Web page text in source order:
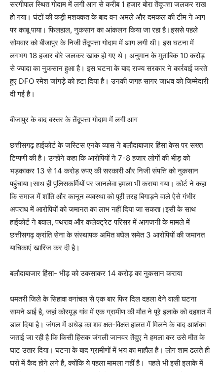
सरगीपाल स्थित गोदाम में लगी आग से करीब 1 हजार बोरा तेंदूपत्ता जलकर राख
हो गया। घंटों की कड़ी मशक्कत के बाद वन अमले और दमकल की टीम ने आग
पर काबू पाया। फिलहाल, नुकसान का आंकलन किया जा रहा है।इससे पहले
सोमवार को बीजापुर के निजी तेंदूपत्ता गोदाम में आग लगी थी। इस घटना में
लगभग 18 हजार बोरे जलकर खाक हो गए थे। अनुमान के मुताबिक 10 करोड़
से ज्यादा का नुकसान हुआ है। इस घटना के बाद राज्य सरकार ने कार्रवाई करते
हुए DFO रमेश जांगड़े को हटा दिया है। उनकी जगह सागर जाधव को जिम्मेदारी
दी गई है।
बीजापुर के बाद बस्तर के तेंदूपत्ता गोदाम में लगी आग
छत्तीसगढ़ हाईकोर्ट के जस्टिस एनके व्यास ने बलौदाबाजार हिंसा केस पर सख्त
टिप्पणी की है। उन्होंने कहा कि आरोपियों ने 7-8 हजार लोगों की भीड़ को
भड़काकर 13 से 14 करोड़ रुपए की सरकारी और निजी संपत्ति को नुकसान
पहुंचाया।साथ ही पुलिसकर्मियों पर जानलेवा हमला भी कराया गया। कोर्ट ने कहा
कि समाज में शांति और कानून व्यवस्था को पूरी तरह बिगाड़ने वाले ऐसे गंभीर
अपराध में आरोपियों को जमानत का लाभ नहीं दिया जा सकता।इसी के साथ
हाईकोर्ट ने बवाल, पथराव और कलेक्ट्रेट परिसर में आगजनी के मामले में
छत्तीसगढ़ क्रांति सेना के संस्थापक अमित बघेल समेत 3 आरोपियों की जमानत
याचिकाएं खारिज कर दी है।
बलौदाबाजार हिंसा- भीड़ को उकसाकर 14 करोड़ का नुकसान कराया
धमतरी जिले के सिहावा वनांचल से एक बार फिर दिल दहला देने वाली घटना
सामने आई है, जहां कोरमूड़ गांव में एक ग्रामीण की मौत ने पूरे इलाके को दहशत में
डाल दिया है। जंगल में अधेड़ का शव क्षत-विक्षत हालत में मिलने के बाद आशंका
जताई जा रही है कि किसी हिंसक जंगली जानवर तेंदुए ने हमला कर उसे मौत के
घाट उतार दिया। घटना के बाद ग्रामीणों में भय का माहौल है। लोग शाम ढलते ही
घरों में कैद होने लगे हैं, क्योंकि ये पहला मामला नहीं है। पहले भी इसी इलाके में